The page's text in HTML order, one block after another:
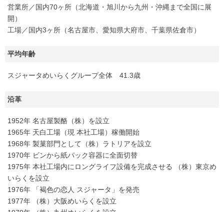
営業所／国内70ヶ所（北海道・旭川から九州・沖縄まで全国に展
開）
工場／国内3ヶ所（名古屋市、愛知県大府市、千葉県佐倉市）
平均年齢
スジャータめいらくグループ全体 41.3歳
沿革
1952年 名古屋製酪（株）を設立
1965年 天白工場（現 本社工場）稼働開始
1968年 製菓部門として（株）ラトリアを設立
1970年 ビンから紙パック容器に全面切替
1975年 本社工場内にロングライフ設備を完成させる （株）東京め
いらくを設立
1976年 「褐色の恋人 スジャータ」を発売
1977年 （株）大阪めいらくを設立